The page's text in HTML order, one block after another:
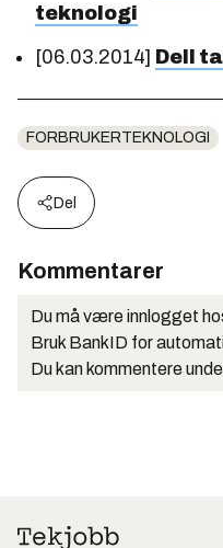
teknologi
[06.03.2014] Dell
FORBRUKERTEKNOLOGI
Del
Kommentarer
Du må være innlogget
Bruk BankID for
Du kan kommentere